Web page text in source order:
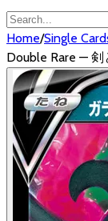
Home/Single
Double Rare —